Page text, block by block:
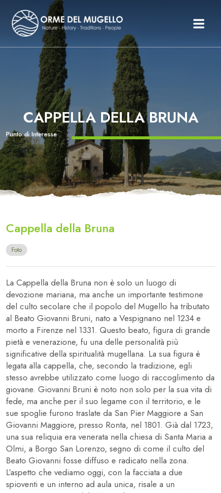
Le Orme Del Mugello
Organizza Il Tuo Mugello
Storie
Testimonianze
News Ed Eventi
Inglese
CAPPELLA DELLA BRUNA
Punto di Interesse
Cappella della Bruna
Foto
La Cappella della Bruna non è solo un luogo di
devozione mariana, ma anche un importante testimone
del culto secolare che il popolo del Mugello ha tributato
al Beato Giovanni Bruni, nato a Vespignano nel 1234 e
morto a Firenze nel 1331. Questo beato, figura di grande
pietà e venerazione, fu una delle personalità più
significative della spiritualità mugellana. La sua figura è
legata alla cappella, che, secondo la tradizione, egli
stesso avrebbe utilizzato come luogo di raccoglimento da
giovane. Giovanni Bruni è noto non solo per la sua vita di
fede, ma anche per il suo legame con il territorio, e le
sue spoglie furono traslate da San Pier Maggiore a San
Giovanni Maggiore, presso Ronta, nel 1801. Già dal 1723,
una sua reliquia era venerata nella chiesa di Santa Maria a
Olmi, a Borgo San Lorenzo, segno di come il culto del
Beato Giovanni fosse diffuso e radicato nella zona.
L’aspetto che vediamo oggi, con la facciata a due
spioventi e un interno ad aula unica, risale a un